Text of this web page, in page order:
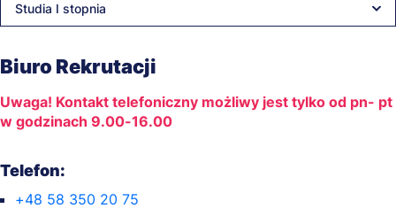
Studia I stopnia
Biuro Rekrutacji
Uwaga! Kontakt telefoniczny możliwy jest tylko od pn- pt
w godzinach 9.00-16.00
Telefon:
+48 58 350 20 75